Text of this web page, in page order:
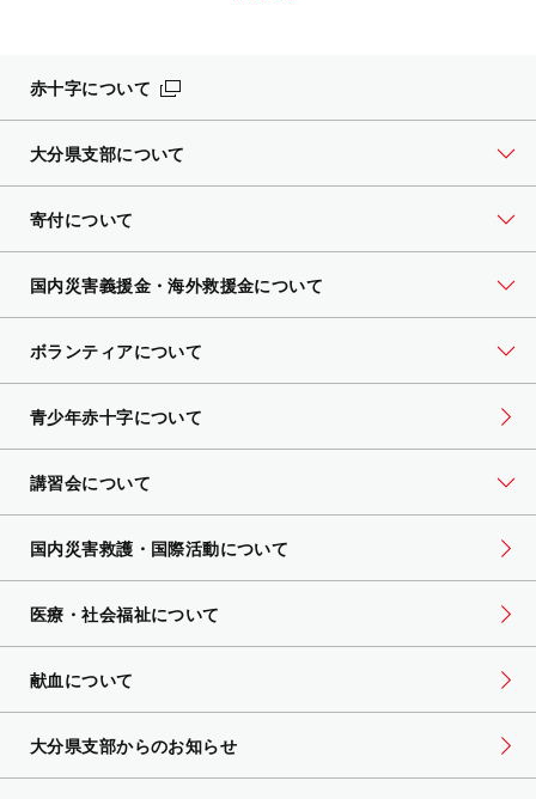
赤十字について
大分県支部について
寄付について
国内災害義援金・海外救援金について
ボランティアについて
青少年赤十字について
講習会について
国内災害救護・国際活動について
医療・社会福祉について
献血について
大分県支部からのお知らせ